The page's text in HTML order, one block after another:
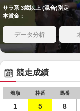
サラ系 3歳以上 (混合)別定
本賞金：
データ分析
競走成績
着順 枠番 馬番
1 5 8